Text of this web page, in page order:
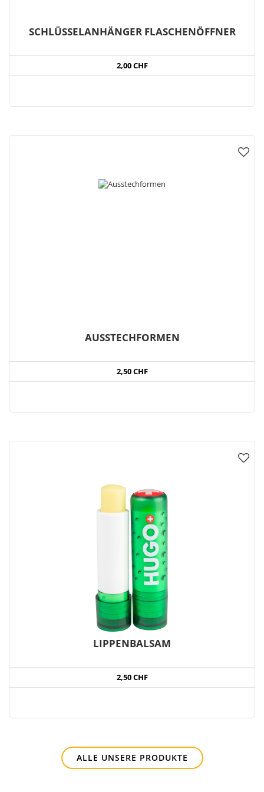
SCHLÜSSELANHÄNGER FLASCHENÖFFNER
2,00 CHF
AUSSTECHFORMEN
2,50 CHF
LIPPENBALSAM
2,50 CHF
ALLE UNSERE PRODUKTE